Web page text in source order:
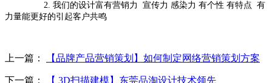
2. 我们的设计富有营销力 宣传力 感染力 有个性 有特点 有
力量能更好的引起客户共鸣
上一篇： 【品牌产品营销策划】如何制定网络营销策划方案
下一篇： 【 3D扫描建模】东莞品淘设计技术领先